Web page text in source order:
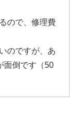
ので、修理費
のですが、あ
面倒です（50